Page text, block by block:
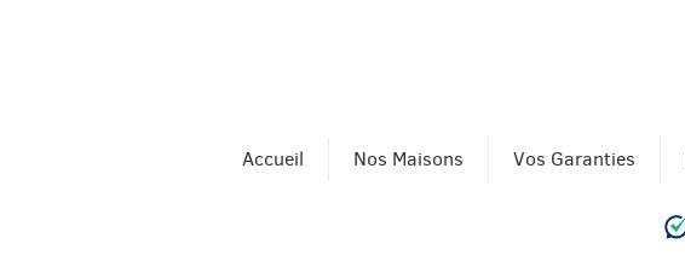
Accueil Nos Maisons Vos Garanties